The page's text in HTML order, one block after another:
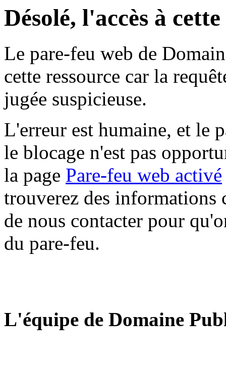
Désolé, l'accès à
Le pare-feu web de
cette ressource car la
jugée suspicieuse.
L'erreur est humaine, et le
le blocage n'est pas
la page Pare-feu web activé
trouverez des informations
de nous contacter pour
du pare-feu.
L'équipe de Domaine